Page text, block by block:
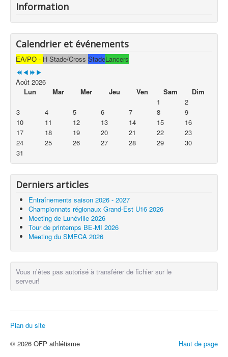
Information
Calendrier et événements
EA/PO - H Stade/Cross StadeLancers
Août 2026
Lun
Mar Mer Jeu Ven Sam
Dim
1
2
3
4 5 6 7 8
9
10
11 12 13 14 15
16
17
18 19 20 21 22
23
24
25 26 27 28 29
30
31
Derniers articles
Entraînements saison 2026 - 2027
Championnats régionaux Grand-Est U16 2026
Meeting de Lunéville 2026
Tour de printemps BE-MI 2026
Meeting du SMECA 2026
Vous n'êtes pas autorisé à transférer de fichier sur le
serveur!
Plan du site
Haut de page
© 2026 OFP athlétisme